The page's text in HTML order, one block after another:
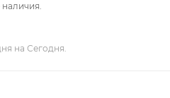
на Сегодня.